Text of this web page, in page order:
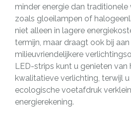
minder energie dan
zoals gloeilampen of
niet alleen in lagere
termijn, maar draagt ook bij aan
milieuvriendelijkere
LED-strips kunt u genieten van
kwalitatieve verlichting, terwijl
ecologische voetafdruk
energierekening.